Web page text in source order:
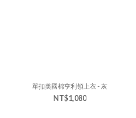
單扣美國棉亨利領上衣 - 灰
NT$1,080